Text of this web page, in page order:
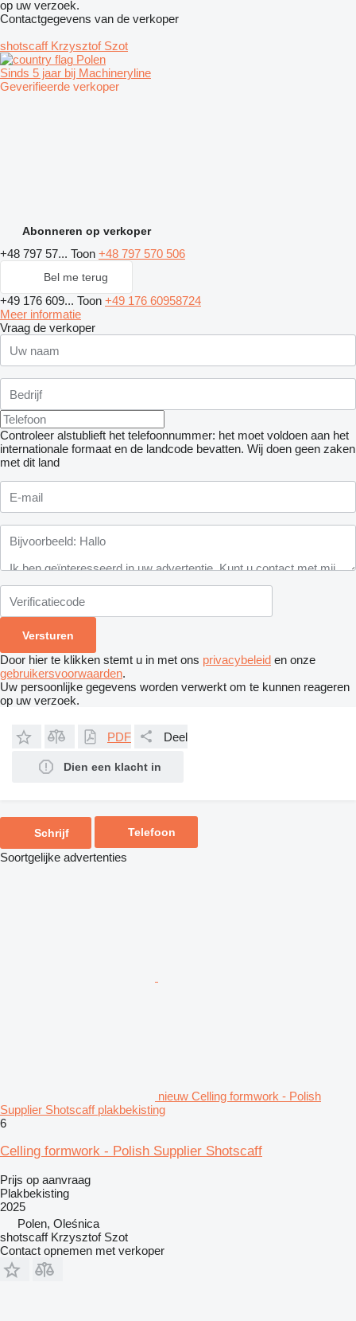
op uw verzoek.
Contactgegevens van de verkoper
shotscaff Krzysztof Szot
Polen
Sinds 5 jaar bij Machineryline
Geverifieerde verkoper
Abonneren op verkoper
+48 797 57... Toon +48 797 570 506
Bel me terug
+49 176 609... Toon +49 176 60958724
Meer informatie
Vraag de verkoper
Controleer alstublieft het telefoonnummer: het moet voldoen aan het
internationale formaat en de landcode bevatten. Wij doen geen zaken
met dit land
Door hier te klikken stemt u in met ons privacybeleid en onze
gebruikersvoorwaarden.
Uw persoonlijke gegevens worden verwerkt om te kunnen reageren
op uw verzoek.
PDF Deel
Dien een klacht in
Schrijf Telefoon
Soortgelijke advertenties
nieuw Celling formwork - Polish
Supplier Shotscaff plakbekisting
6
Celling formwork - Polish Supplier Shotscaff
Prijs op aanvraag
Plakbekisting
2025
Polen, Oleśnica
shotscaff Krzysztof Szot
Contact opnemen met verkoper